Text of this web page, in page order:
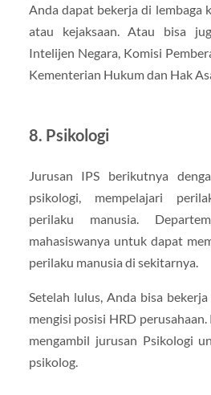
Anda dapat bekerja di lembaga
atau kejaksaan. Atau bisa
Intelijen Negara, Komisi
Kementerian Hukum dan Hak
8. Psikologi
Jurusan IPS berikutnya
psikologi, mempelajari
perilaku manusia.
mahasiswanya untuk dapat
perilaku manusia di sekitarnya.
Setelah lulus, Anda bisa
mengisi posisi HRD
mengambil jurusan Psikologi
psikolog.